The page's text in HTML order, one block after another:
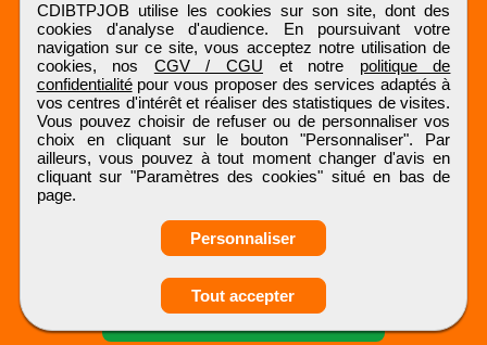
Obtenir ses
coordonnées
CDIBTPJOB utilise les cookies sur son site, dont des
cookies d'analyse d'audience. En poursuivant votre
navigation sur ce site, vous acceptez notre utilisation de
cookies, nos CGV / CGU et notre politique de
confidentialitépour vous proposer des services adaptés à
vos centres d'intérêt et réaliser des statistiques de visites.
Vous pouvez choisir de refuser ou de personnaliser vos
choix en cliquant sur le bouton "Personnaliser". Par
ailleurs, vous pouvez à tout moment changer d'avis en
cliquant sur "Paramètres des cookies" situé en bas de
page.
Personnaliser
Tout accepter
CDIBTPJOB
Tous droits réservés © 1999 - 2026